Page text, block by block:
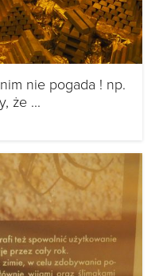
nie pogada ! np.
że ...